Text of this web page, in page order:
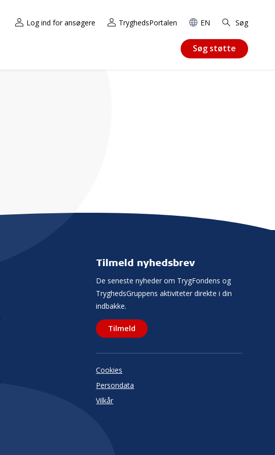
Log ind for ansøgere TryghedsPortalen EN Søg
Søg støtte
Tilmeld nyhedsbrev
De seneste nyheder om TrygFondens og
TryghedsGruppens aktiviteter direkte i din
indbakke.
Tilmeld
Cookies
Persondata
Vilkår